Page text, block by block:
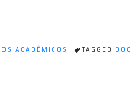
ACADÊMICOS TAGGED